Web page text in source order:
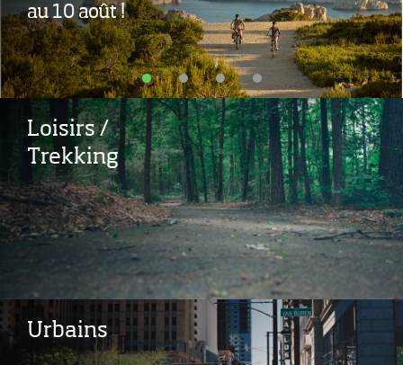
Loisirs /
Trekking
Urbains